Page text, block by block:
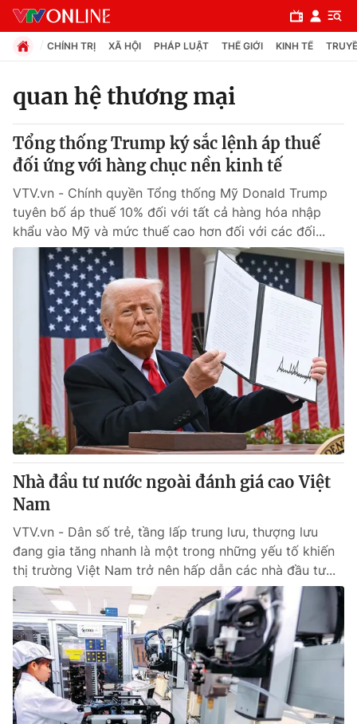
Chuyên mục
Chính trị
Xã hội
Pháp luật
Thế giới
Tin tức
Thế giới đó đây
Câu chuyện quốc tế
Kinh tế
Tài chính
Thị trường
Góc doanh nghiệp
Dữ liệu và đời sống
Truyền hình
Hậu trường
Nhân vật
Khán giả
Giải sao mai
Giải trí
Điện ảnh
Âm nhạc
Sao
Đời sống
Du lịch
Làm đẹp
Chất lượng cuộc sống
Giáo dục
Tuyển sinh
Học trực tuyến
Công nghệ
Hitech Công nghệ tương lai
Giao lưu trực tuyến
CHÍNH TRỊ XÃ HỘI PHÁP LUẬT THẾ GIỚI KINH TẾ
quan hệ thương mại
Tổng thống Trump ký sắc lệnh áp thuế
đối ứng với hàng chục nền kinh tế
VTV.vn - Chính quyền Tổng thống Mỹ Donald Trump
tuyên bố áp thuế 10% đối với tất cả hàng hóa nhập
khẩu vào Mỹ và mức thuế cao hơn đối với các đối...
Nhà đầu tư nước ngoài đánh giá cao Việt
Nam
VTV.vn - Dân số trẻ, tầng lấp trung lưu, thượng lưu
đang gia tăng nhanh là một trong những yếu tố khiến
thị trường Việt Nam trở nên hấp dẫn các nhà đầu tư...